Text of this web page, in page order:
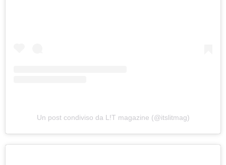
Un post condiviso da L!T magazine (@itslitmag)